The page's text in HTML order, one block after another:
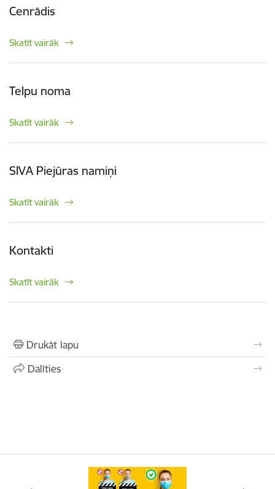
Cenrādis
Skatīt vairāk
Telpu noma
Skatīt vairāk
SIVA Piejūras namiņi
Skatīt vairāk
Kontakti
Skatīt vairāk
Drukāt lapu
Dalīties